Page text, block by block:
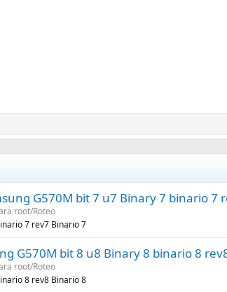
G570M bit 7 u7 Binary 7 binario 7
root/Roteo
7 rev7 Binario 7
G570M bit 8 u8 Binary 8 binario 8
root/Roteo
8 rev8 Binario 8